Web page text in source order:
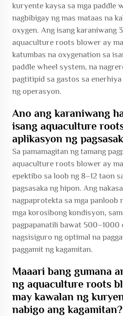
kuryente kaysa sa mga paddle
nagbibigay ng mas mataas na
oxygen. Ang isang karaniwang
aquaculture roots blower ay
katumbas na oxygenation sa
paddle wheel system, na
pagtitipid sa gastos sa enerhiya
ng operasyon.
Ano ang karaniwang
isang aquaculture
aplikasyon ng
Sa pamamagitan ng tamang
aquaculture roots blower ay
epektibo sa loob ng 8–12 taon
pagsasaka ng hipon. Ang
nagpaprotekta sa mga panloob
mga korosibong kondisyon,
pagpapanatili bawat 500–1000
nagsisiguro ng optimal na
paggamit ng kagamitan.
Maaari bang gumana
ng aquaculture roots
may kawalan ng
nabigo ang kagamitan?